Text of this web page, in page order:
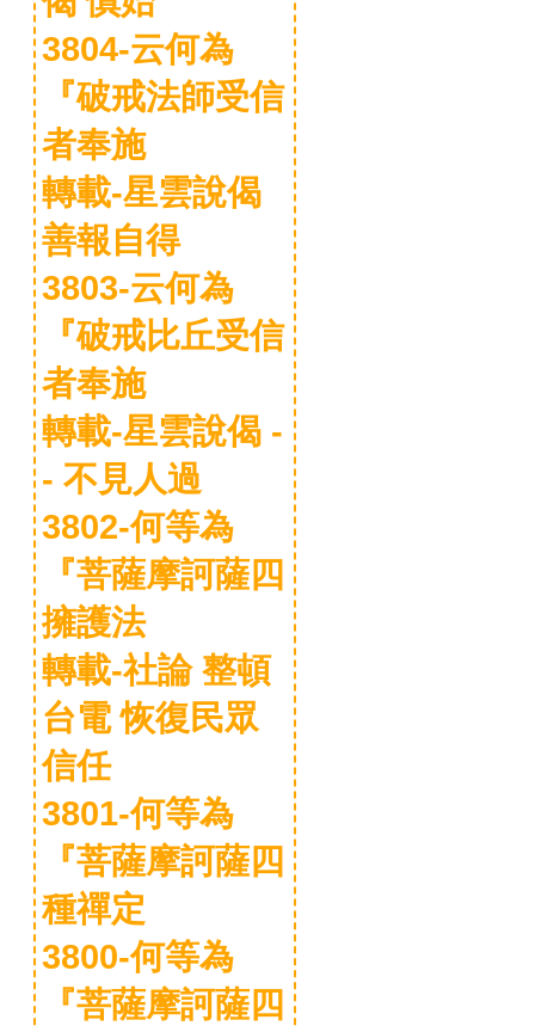
3804-云何為
『破戒法師受信
者奉施
轉載-星雲說偈
善報自得
3803-云何為
『破戒比丘受信
者奉施
轉載-星雲說偈 -
- 不見人過
3802-何等為
『菩薩摩訶薩四
擁護法
轉載-社論 整頓
台電 恢復民眾
信任
3801-何等為
『菩薩摩訶薩四
種禪定
3800-何等為
『菩薩摩訶薩四